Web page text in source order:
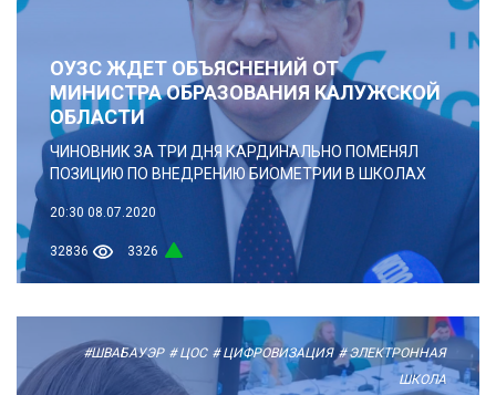
ОУЗС ЖДЕТ ОБЪЯСНЕНИЙ ОТ
МИНИСТРА ОБРАЗОВАНИЯ КАЛУЖСКОЙ
ОБЛАСТИ
ЧИНОВНИК ЗА ТРИ ДНЯ КАРДИНАЛЬНО ПОМЕНЯЛ
ПОЗИЦИЮ ПО ВНЕДРЕНИЮ БИОМЕТРИИ В ШКОЛАХ
20:30 08.07.2020
32836 3326
#ШВАБАУЭР # ЦОС # ЦИФРОВИЗАЦИЯ # ЭЛЕКТРОННАЯ
ШКОЛА